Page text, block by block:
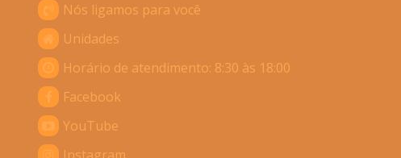
Nós ligamos para você
Unidades
Horário de atendimento: 8:30 às 18:00
Facebook
YouTube